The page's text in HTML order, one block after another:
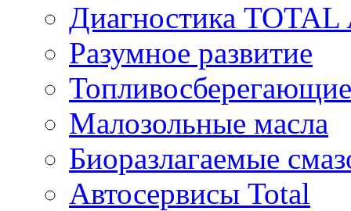
Диагностика
Разумное развитие
Малозольные масла
Биоразлагаемые
Автосервисы Total